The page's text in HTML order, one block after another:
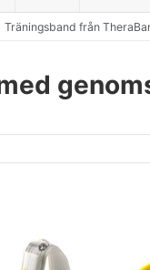
Träningsband från